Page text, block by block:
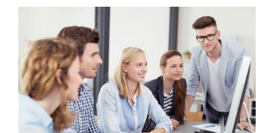
محصولات و بسته های آموزشیVIP
درباره ما و تماس با ما